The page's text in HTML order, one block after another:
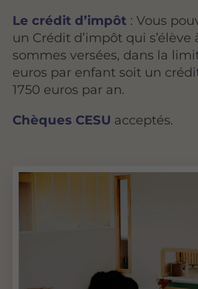
Le crédit d’impôt : Vous
un Crédit d’impôt qui s’élève
sommes versées, dans la
euros par enfant soit un
1750 euros par an.
Chèques CESU acceptés.